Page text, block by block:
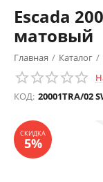
Escada
матовый
Главная / Каталог /
Трековые
КОД: 20001TRA/02
5%